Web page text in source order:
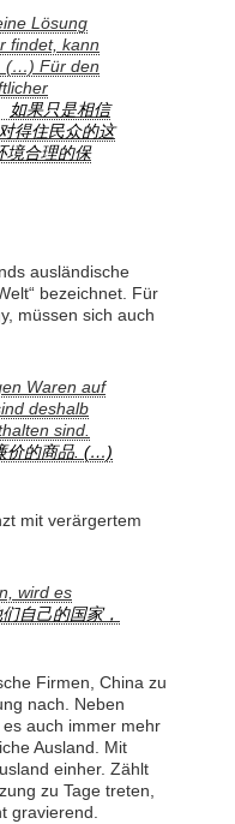
Lösung
findet, kann
(…) Für den
如果只是相信
得住民众的这
境合理的保
ausländische
bezeichnet. Für
müssen sich auch
Waren auf
deshalb
sind.
价的商品. (…)
mit verärgertem
wird es
自己的国家，
Firmen, China zu
nach. Neben
auch immer mehr
Ausland. Mit
einher. Zählt
zu Tage treten,
gravierend.